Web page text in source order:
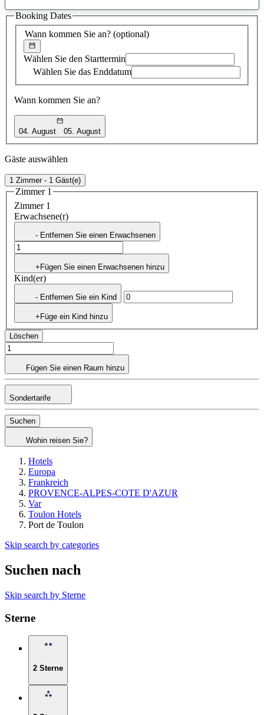
gefundener
Vorschlag
Wann kommen Sie an? (optional)
Wählen Sie den Starttermin
Wählen Sie das Enddatum
Wann kommen Sie an?
04. August 05. August
Booking Dates
Gäste auswählen
1 Zimmer - 1 Gäst(e)
Zimmer 1
Zimmer 1
Erwachsene(r)
- Entfernen Sie einen Erwachsenen
+Fügen Sie einen Erwachsenen hinzu
Kind(er)
- Entfernen Sie ein Kind
+Füge ein Kind hinzu
Löschen
Fügen Sie einen Raum hinzu
Sondertarife
Suchen
Wohin reisen Sie?
Hotels
Europa
Frankreich
PROVENCE-ALPES-COTE D'AZUR
Var
Toulon Hotels
Port de Toulon
Skip search by categories
Suchen nach
Skip search by Sterne
Sterne
2 Sterne